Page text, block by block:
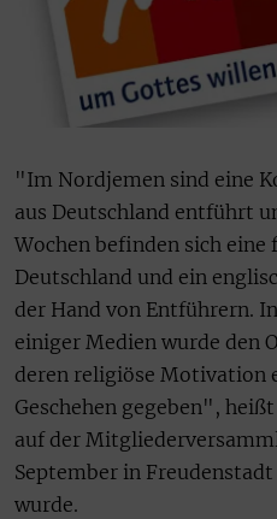
"Im Nordjemen sind eine
aus Deutschland entführt
Wochen befinden sich
Deutschland und ein
der Hand von Entführern.
einiger Medien wurde den
deren religiöse Motivation
Geschehen gegeben",
auf der
September in
wurde.